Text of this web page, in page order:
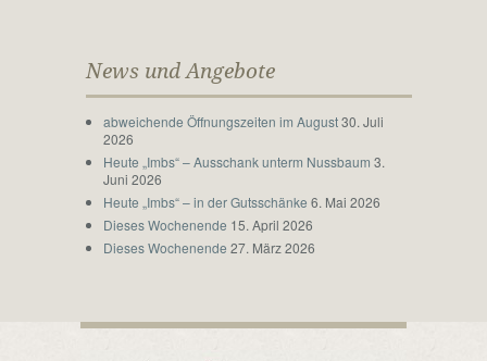
News und Angebote
abweichende Öffnungszeiten im August 30. Juli
2026
Heute „Imbs“ – Ausschank unterm Nussbaum 3.
Juni 2026
Heute „Imbs“ – in der Gutsschänke 6. Mai 2026
Dieses Wochenende 15. April 2026
Dieses Wochenende 27. März 2026